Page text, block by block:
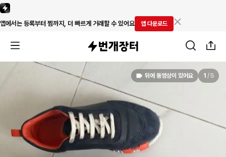
앱에서는 등록부터 찜까지, 더 빠르게 거래할 수 있어요 앱 다운로드
뒤에 동영상이 있어요 1 /5